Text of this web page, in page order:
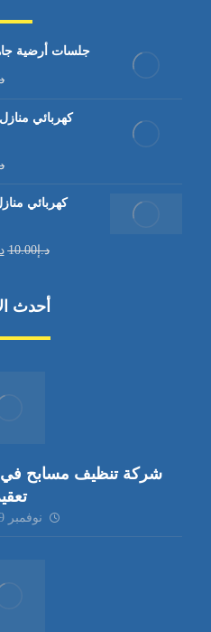
جلسات أرضية جاهزة
د.إ10.00
أحدث
نوفمبر 9, 2024